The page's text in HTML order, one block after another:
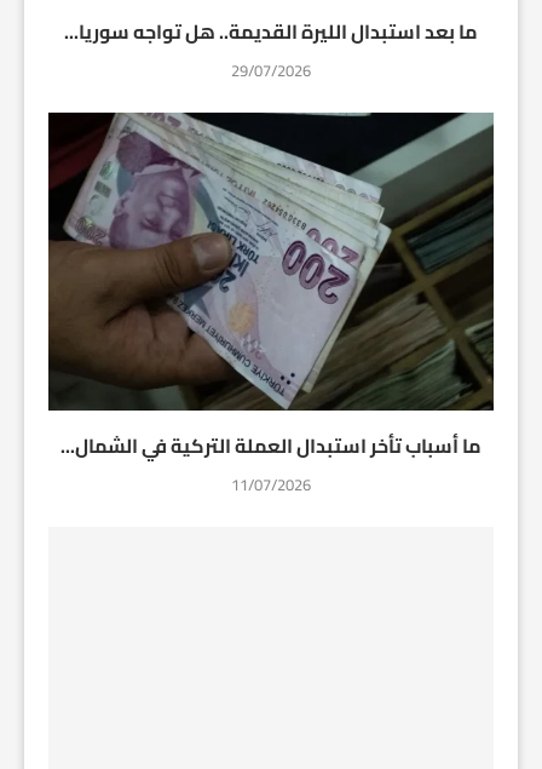
ما بعد استبدال الليرة القديمة.. هل تواجه سوريا...
29/07/2026
ما أسباب تأخر استبدال العملة التركية في الشمال...
11/07/2026